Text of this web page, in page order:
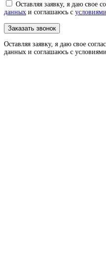
Оставляя заявку, я даю свое
данных и соглашаюсь с
Оставляя заявку, я даю свое
данных и соглашаюсь с